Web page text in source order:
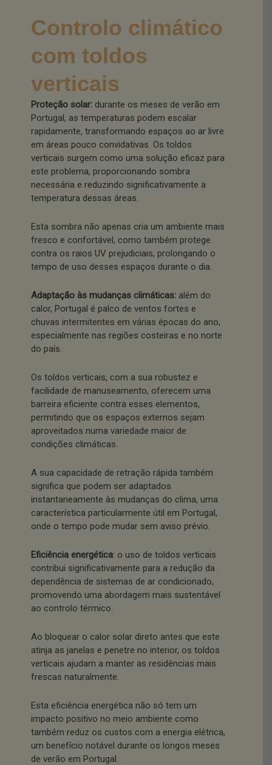
Controlo climático
com toldos
verticais
Proteção solar: durante os meses de verão em
Portugal, as temperaturas podem escalar
rapidamente, transformando espaços ao ar livre
em áreas pouco convidativas. Os toldos
verticais surgem como uma solução eficaz para
este problema, proporcionando sombra
necessária e reduzindo significativamente a
temperatura dessas áreas.
Esta sombra não apenas cria um ambiente mais
fresco e confortável, como também protege
contra os raios UV prejudiciais, prolongando o
tempo de uso desses espaços durante o dia.
Adaptação às mudanças climáticas: além do
calor, Portugal é palco de ventos fortes e
chuvas intermitentes em várias épocas do ano,
especialmente nas regiões costeiras e no norte
do país.
Os toldos verticais, com a sua robustez e
facilidade de manuseamento, oferecem uma
barreira eficiente contra esses elementos,
permitindo que os espaços externos sejam
aproveitados numa variedade maior de
condições climáticas.
A sua capacidade de retração rápida também
significa que podem ser adaptados
instantaneamente às mudanças do clima, uma
característica particularmente útil em Portugal,
onde o tempo pode mudar sem aviso prévio.
Eficiência energética: o uso de toldos verticais
contribui significativamente para a redução da
dependência de sistemas de ar condicionado,
promovendo uma abordagem mais sustentável
ao controlo térmico.
Ao bloquear o calor solar direto antes que este
atinja as janelas e penetre no interior, os toldos
verticais ajudam a manter as residências mais
frescas naturalmente.
Esta eficiência energética não só tem um
impacto positivo no meio ambiente como
também reduz os custos com a energia elétrica,
um benefício notável durante os longos meses
de verão em Portugal.